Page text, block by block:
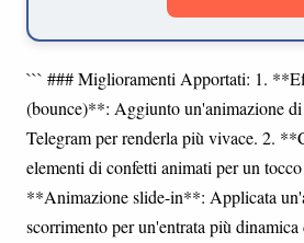
``` ### Miglioramenti Apportati: 1.
(bounce)**: Aggiunto un'animazione
Telegram per renderla più vivace. 2.
elementi di confetti animati per un tocco
**Animazione slide-in**: Applicata
scorrimento per un'entrata più dinamica